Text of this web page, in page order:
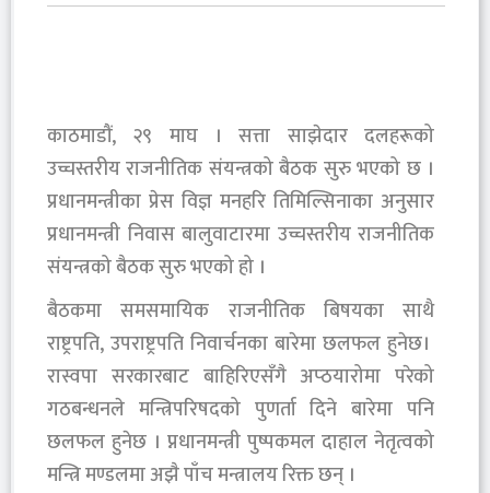
काठमाडौं, २९ माघ । सत्ता साझेदार दलहरूको
उच्चस्तरीय राजनीतिक संयन्त्रको बैठक सुरु भएको छ ।
प्रधानमन्त्रीका प्रेस विज्ञ मनहरि तिमिल्सिनाका अनुसार
प्रधानमन्त्री निवास बालुवाटारमा उच्चस्तरीय राजनीतिक
संयन्त्रको बैठक सुरु भएको हो ।
बैठकमा समसमायिक राजनीतिक बिषयका साथै
राष्ट्रपति, उपराष्ट्रपति निवार्चनका बारेमा छलफल हुनेछ।
रास्वपा सरकारबाट बाहिरिएसँगै अप्ठयारोमा परेको
गठबन्धनले मन्त्रिपरिषदको पुणर्ता दिने बारेमा पनि
छलफल हुनेछ । प्नधानमन्त्री पुष्पकमल दाहाल नेतृत्वको
मन्त्रि मण्डलमा अझै पाँच मन्त्रालय रिक्त छन् ।